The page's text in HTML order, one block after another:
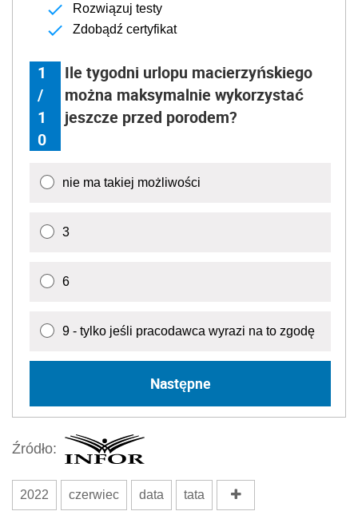
Rozwiązuj testy
Zdobądź certyfikat
1
/
1
0
Ile tygodni urlopu macierzyńskiego
można maksymalnie wykorzystać
jeszcze przed porodem?
nie ma takiej możliwości
3
6
9 - tylko jeśli pracodawca wyrazi na to zgodę
Następne
Źródło:
2022 czerwiec data tata